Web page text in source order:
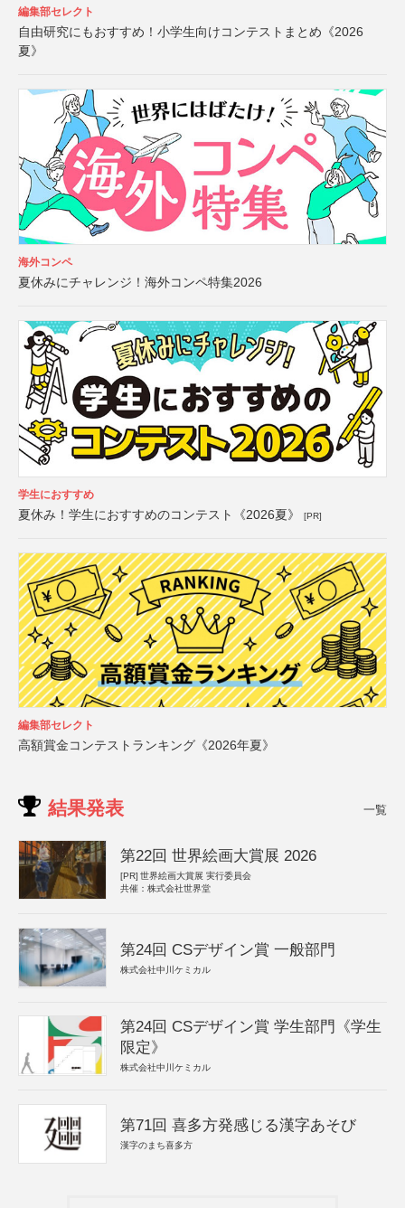
編集部セレクト
自由研究にもおすすめ！小学生向けコンテストまとめ《2026
夏》
海外コンペ
夏休みにチャレンジ！海外コンペ特集2026
学生におすすめ
夏休み！学生におすすめのコンテスト《2026夏》 [PR]
編集部セレクト
高額賞金コンテストランキング《2026年夏》
結果発表 一覧
第22回 世界絵画大賞展 2026
[PR] 世界絵画大賞展 実行委員会
共催：株式会社世界堂
第24回 CSデザイン賞 一般部門
株式会社中川ケミカル
第24回 CSデザイン賞 学生部門《学生
限定》
株式会社中川ケミカル
第71回 喜多方発感じる漢字あそび
漢字のまち喜多方